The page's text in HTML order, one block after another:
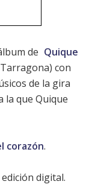
de Quique
con
de la gira
la que Quique
corazón.
digital.